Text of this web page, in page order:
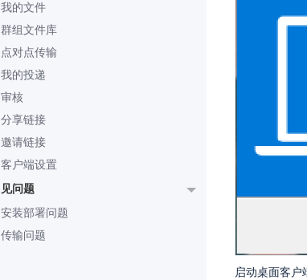
我的文件
群组文件库
点对点传输
我的投递
审核
分享链接
邀请链接
客户端设置
问题
安装部署问题
传输问题
启动桌面客户